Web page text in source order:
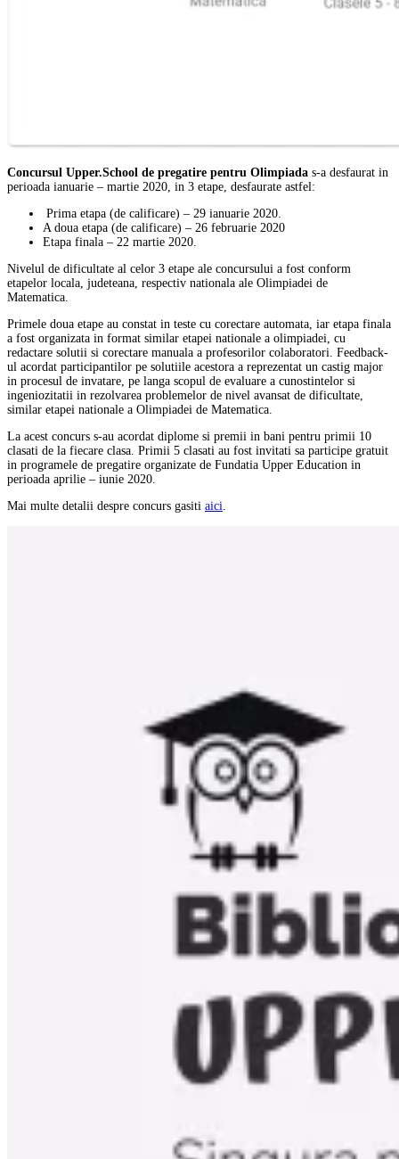
Concursul Upper.School de pregatire pentru Olimpiada s-a desfaurat in
perioada ianuarie – martie 2020, in 3 etape, desfaurate astfel:
Prima etapa (de calificare) – 29 ianuarie 2020.
A doua etapa (de calificare) – 26 februarie 2020
Etapa finala – 22 martie 2020.
Nivelul de dificultate al celor 3 etape ale concursului a fost conform
etapelor locala, judeteana, respectiv nationala ale Olimpiadei de
Matematica.
Primele doua etape au constat in teste cu corectare automata, iar etapa finala
a fost organizata in format similar etapei nationale a olimpiadei, cu
redactare solutii si corectare manuala a profesorilor colaboratori. Feedback-
ul acordat participantilor pe solutiile acestora a reprezentat un castig major
in procesul de invatare, pe langa scopul de evaluare a cunostintelor si
ingeniozitatii in rezolvarea problemelor de nivel avansat de dificultate,
similar etapei nationale a Olimpiadei de Matematica.
La acest concurs s-au acordat diplome si premii in bani pentru primii 10
clasati de la fiecare clasa. Primii 5 clasati au fost invitati sa participe gratuit
in programele de pregatire organizate de Fundatia Upper Education in
perioada aprilie – iunie 2020.
Mai multe detalii despre concurs gasiti aici